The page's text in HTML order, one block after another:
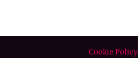
Cookie Policy